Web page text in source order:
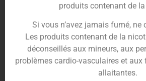
Envolez-vous dans un voyage
Parcourez les contrées lointaines
imaginaire d’Aladin avec l’e-
60ml.
Sa saveur demûressauvages et
transporte instantanément dans
produits contenant de
Si vous n’avez jamais fumé, ne
Les produits contenant de la
déconseillés aux mineurs, aux
problèmes cardio-vasculaires et aux
allaitantes.